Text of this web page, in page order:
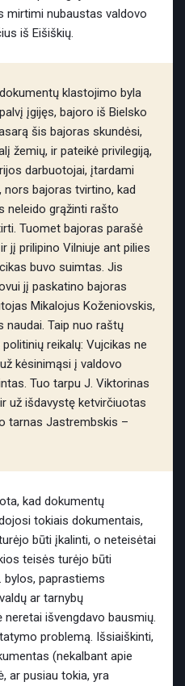
mirtimi nubaustas valdovo
iš Eišiškių.
klastojimo byla
įgijęs, bajoro iš Bielsko
šis bajoras skundėsi,
žemių, ir pateikė privilegiją,
darbuotojai, įtardami
bajoras tvirtino, kad
neleido grąžinti rašto
Tuomet bajoras parašė
jį prilipino Vilniuje ant pilies
buvo suimtas. Jis
jį paskatino bajoras
Mikalojus Koženiovskis,
naudai. Taip nuo raštų
reikalų: Vujcikas ne
kėsinimąsi į valdovo
Tuo tarpu J. Viktorinas
už išdavystę ketvirčiuotas
tarnas Jastrembskis –
kad dokumentų
tokiais dokumentais,
būti įkalinti, o neteisėtai
teisės turėjo būti
bylos, paprastiems
ar tarnybų
išvengdavo bausmių.
problemą. Išsiaiškinti,
(nekalbant apie
ar pusiau tokia, yra